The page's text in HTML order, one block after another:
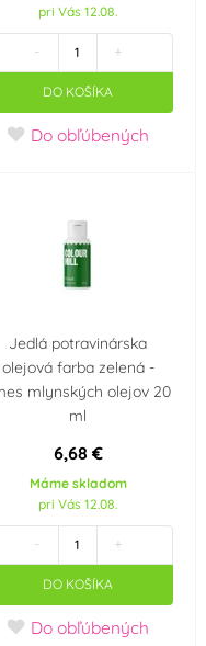
pri Vás 12.08.
- +
DO KOŠÍKA
Do obľúbených
Jedlá potravinárska
olejová farba zelená -
mlynských olejov 20
ml
6,68 €
Máme skladom
pri Vás 12.08.
- +
DO KOŠÍKA
Do obľúbených